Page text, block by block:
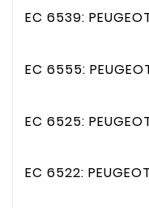
EC 6539:
EC 6555:
EC 6525:
EC 6522: